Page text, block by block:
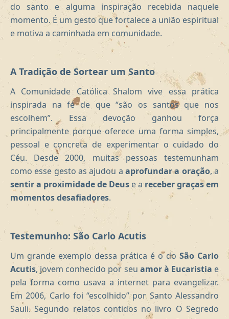
do santo e alguma inspiração recebida naquele
momento. É um gesto que fortalece a união espiritual
e motiva a caminhada em comunidade.
A Tradição de Sortear um Santo
A Comunidade Católica Shalom vive essa prática
inspirada na fé de que “são os santos que nos
escolhem”. Essa devoção ganhou força
principalmente porque oferece uma forma simples,
pessoal e concreta de experimentar o cuidado do
Céu. Desde 2000, muitas pessoas testemunham
como esse gesto as ajudou a aprofundar a oração, a
sentir a proximidade de Deus e a receber graças em
momentos desafiadores.
Testemunho: São Carlo Acutis
Um grande exemplo dessa prática é o do São Carlo
Acutis, jovem conhecido por seu amor à Eucaristia e
pela forma como usava a internet para evangelizar.
Em 2006, Carlo foi “escolhido” por Santo Alessandro
Sauli. Segundo relatos contidos no livro O Segredo